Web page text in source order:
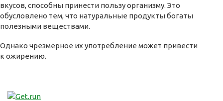
вкусов, способны принести пользу организму. Это
обусловлено тем, что натуральные продукты богаты
полезными веществами.
Однако чрезмерное их употребление может привести
к ожирению.